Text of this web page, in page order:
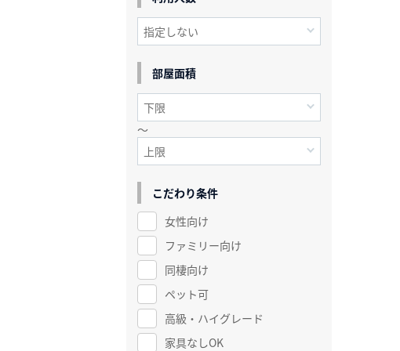
部屋面積
～
こだわり条件
女性向け
ファミリー向け
同棲向け
ペット可
高級・ハイグレード
家具なしOK